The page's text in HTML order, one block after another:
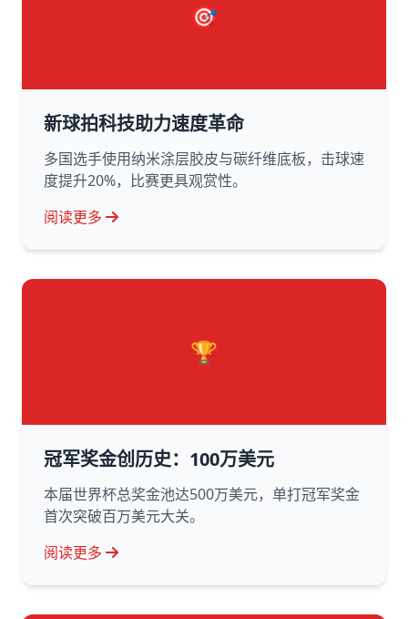
🎯
新球拍科技助力速度革命
多国选手使用纳米涂层胶皮与碳纤维底板，击球速
度提升20%，比赛更具观赏性。
阅读更多
🏆
冠军奖金创历史：100万美元
本届世界杯总奖金池达500万美元，单打冠军奖金
首次突破百万美元大关。
阅读更多